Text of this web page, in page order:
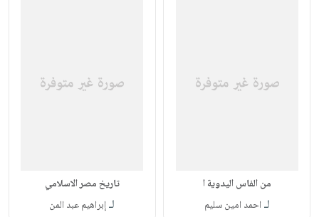
من الفاس اليدوية ا
لـ احمد امين سليم
تاريخ مصر الاسلامي
لـإبراهيم عبد المن